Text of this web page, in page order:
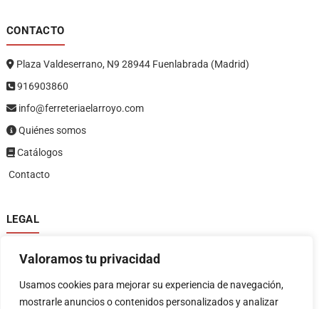
Valoramos tu privacidad
Usamos cookies para mejorar su experiencia de navegación,
mostrarle anuncios o contenidos personalizados y analizar
CONTACTO
Plaza Valdeserrano, N9 28944 Fuenlabrada (Madrid)
916903860
info@ferreteriaelarroyo.com
Quiénes somos
Catálogos
Contacto
LEGAL
Política de privacidad
Política de devoluciones y reembolsos
Términos y condiciones